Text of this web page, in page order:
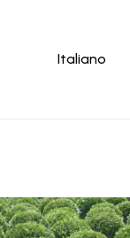
Italiano